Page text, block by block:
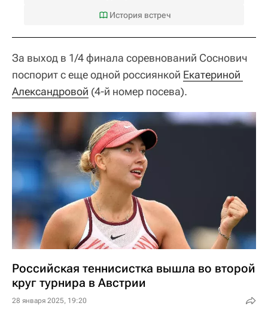
История встреч
За выход в 1/4 финала соревнований Соснович
поспорит с еще одной россиянкой Екатериной
Александровой (4-й номер посева).
Российская теннисистка вышла во второй
круг турнира в Австрии
28 января 2025, 19:20